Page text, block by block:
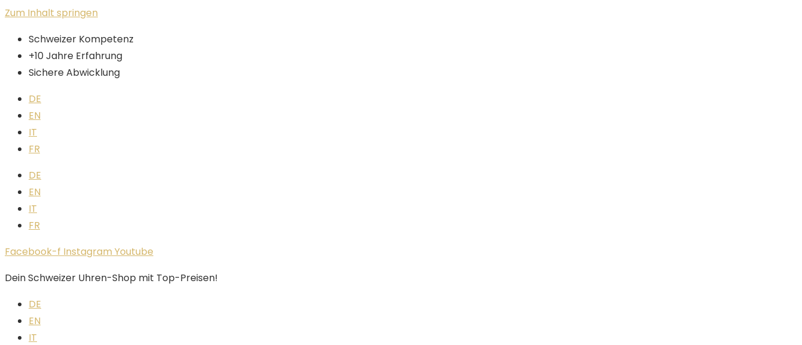
Zum Inhalt springen
Schweizer Kompetenz
+10 Jahre Erfahrung
Sichere Abwicklung
DE
EN
IT
FR
DE
EN
IT
FR
Facebook-f Instagram Youtube
Dein Schweizer Uhren-Shop mit Top-Preisen!
DE
EN
IT